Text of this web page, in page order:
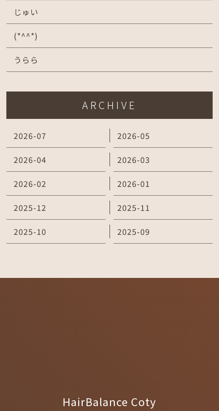
じゅい
(*^^*)
うらら
ARCHIVE
2026-07 2026-05
2026-04 2026-03
2026-02 2026-01
2025-12 2025-11
2025-10 2025-09
HairBalance Coty